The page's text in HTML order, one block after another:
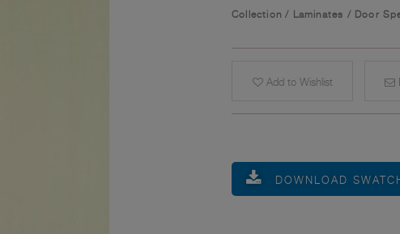
Collection / Laminates / Door
Add to Wishlist
DOWNLOAD